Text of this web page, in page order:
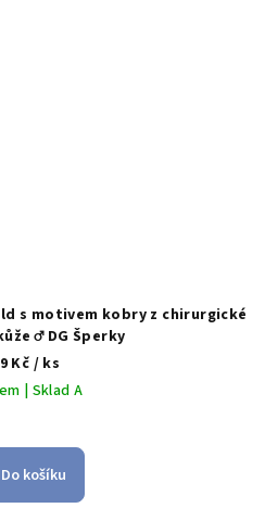
s motivem kobry z chirurgické
♂️ DG Šperky
Kč / ks
| Sklad A
Do košíku